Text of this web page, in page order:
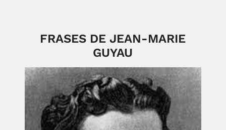
FRASES DE JEAN-MARIE
GUYAU